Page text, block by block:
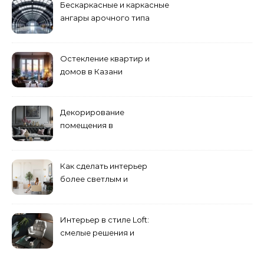
Бескаркасные и каркасные
ангары арочного типа
Остекление квартир и
домов в Казани
Декорирование
помещения в
направлений для создания
уникального комплекса
Как сделать интерьер
более светлым и
помещения
Интерьер в стиле Loft:
смелые решения и